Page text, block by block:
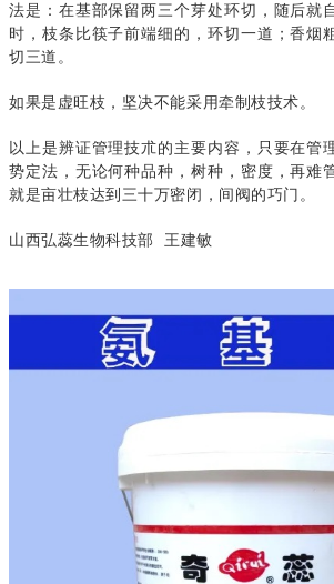
法是：在基部保留两三个芽处环切，随后就
时，枝条比筷子前端细的，环切一道；香烟
切三道。
如果是虚旺枝，坚决不能采用牵制枝技术。
以上是辨证管理技朮的主要内容，只要在管
势定法，无论何种品种，树种，密度，再难
就是亩壮枝达到三十万密闭，间阀的巧门。
山西弘蕊生物科技部 王建敏